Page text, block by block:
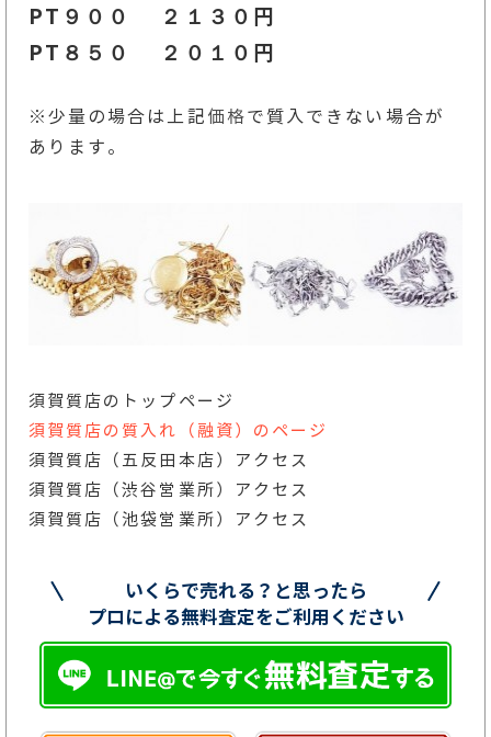
PT９００ ２１３０円
PT８５０ ２０１０円
※少量の場合は上記 価格で質入できない場合が
あります。
須賀質店のトップページ
須賀質店の質入れ（融資）のページ
須賀質店（五反田本店）アクセス
須賀質店（渋谷営業所）アクセス
須賀質店（池袋営業所）アクセス
いくらで売れる？と思ったら
プロによる無料査定をご利用ください